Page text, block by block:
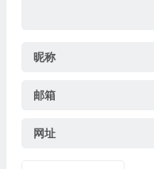
昵称
邮箱
网址